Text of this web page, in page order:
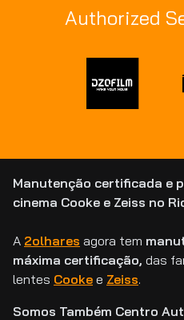
Authorized
Manutenção certificada e
cinema Cooke e Zeiss no
A 2olhares agora tem
máxima certificação, das
lentes Cooke e Zeiss.
Somos Também Centro